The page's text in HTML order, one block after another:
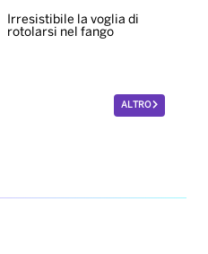
Irresistibile la voglia di
rotolarsi nel fango
ALTRO